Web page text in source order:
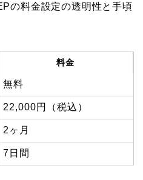
の料金設定の透明性と手頃
料金
無料
22,000円（税込）
2ヶ月
7日間